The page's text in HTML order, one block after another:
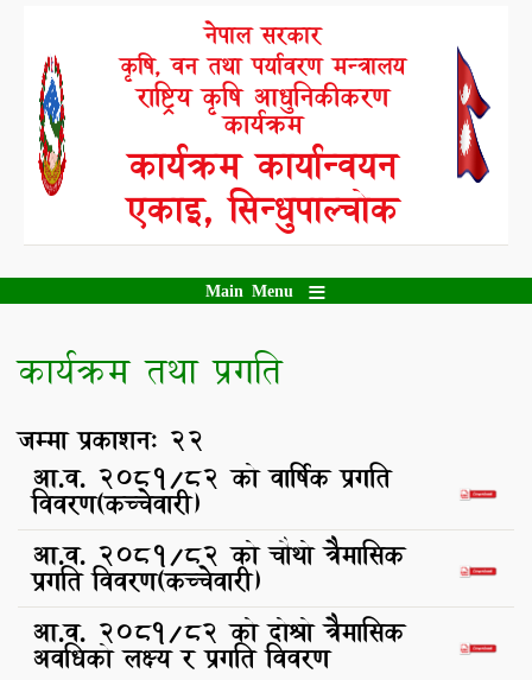
content
नेपाल सरकार
कृषि, वन तथा पर्यावरण मन्त्रालय
राष्ट्रिय कृषि आधुनिकीकरण
कार्यक्रम
कार्यक्रम कार्यान्वयन
एकाइ, सिन्धुपाल्चोक
Main Menu
कार्यक्रम तथा प्रगति
जम्मा प्रकाशन: 22
आ.व. २०८१/८२ को वार्षिक प्रगति
विवरण(कच्चेवारी)
आ.व. २०८१/८२ को चौथो त्रैमासिक
प्रगति विवरण(कच्चेवारी)
आ.व. 2081/82 को दोश्रो त्रैमासिक
अवधिको लक्ष्य र प्रगति विवरण